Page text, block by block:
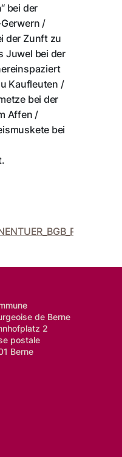
bei der
/
der Zunft zu
Juwel bei der
Kaufleuten /
bei der
Affen /
bei
de Berne
2
postale
Berne